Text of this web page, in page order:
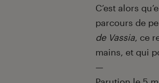
C’est alors
parcours de
de Vassia, ce
mains, et qui
—